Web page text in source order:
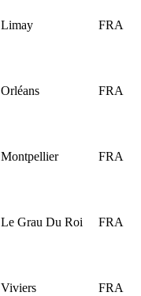
Limay FRA
Orléans FRA
Montpellier FRA
Le Grau Du Roi FRA
Viviers FRA